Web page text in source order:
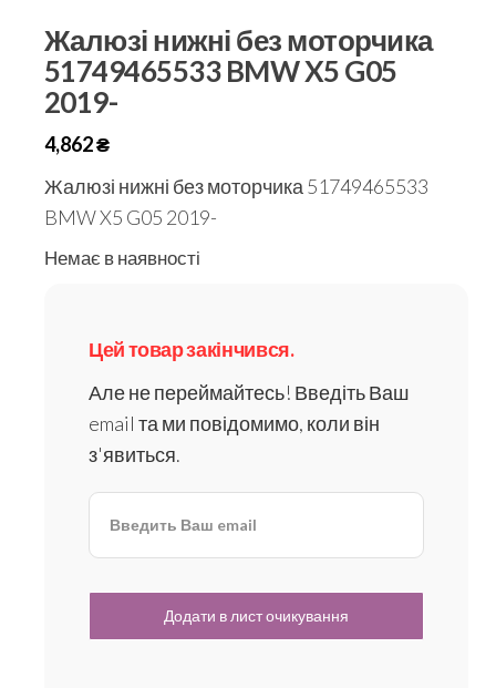
Жалюзі нижні без моторчика
51749465533 BMW X5 G05
2019-
4,862₴
Жалюзі нижні без моторчика 51749465533
BMW X5 G05 2019-
Немає в наявності
Цей товар закінчився.
Але не переймайтесь! Введіть Ваш
email та ми повідомимо, коли він
з'явиться.